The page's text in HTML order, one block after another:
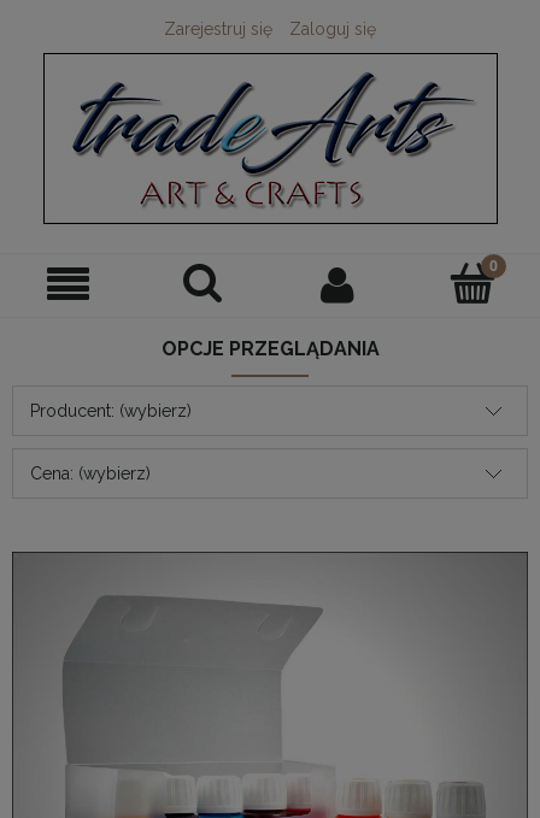
Zarejestruj się Zaloguj się
OPCJE PRZEGLĄDANIA
Producent: (wybierz)
Cena: (wybierz)